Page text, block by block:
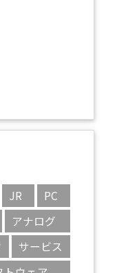
JR
PC
アナログ
サービス